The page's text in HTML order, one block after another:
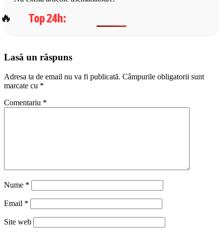
Top 24h:
Lasă un răspuns
Adresa ta de email nu va fi publicată. Câmpurile obligatorii sunt
marcate cu *
Comentariu *
Nume *
Email *
Site web